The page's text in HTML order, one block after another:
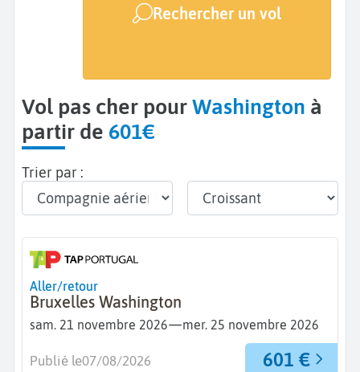
Rechercher un vol
Vol pas cher pourWashington à
partir de 601€
Trier par :
Aller/retour
Bruxelles Washington
sam. 21 novembre 2026—mer. 25 novembre 2026
601 €
Publié le07/08/2026